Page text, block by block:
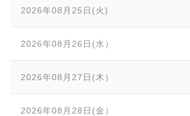
2026年08月25日(火)
2026年08月26日(水）
2026年08月27日(木）
2026年08月28日(金）